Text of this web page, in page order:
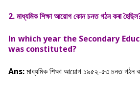
2. মাধ্যমিক শিক্ষা আয়োগ কোন চনতগঠন কৰা
In which year the Secondary
was constituted?
Ans:মাধ্যমিক শিক্ষা আয়োগ ১৯৫২-৫৩ চনত গঠন